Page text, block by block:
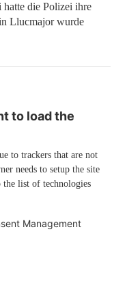
die Polizei ihre
Llucmajor wurde
to load the
to trackers that are not
needs to setup the site
list of technologies
Management